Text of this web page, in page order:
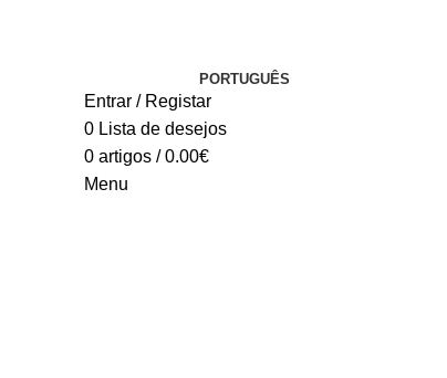
PORTUGUÊS
Entrar / Registar
0 Lista de desejos
0 artigos / 0.00€
Menu